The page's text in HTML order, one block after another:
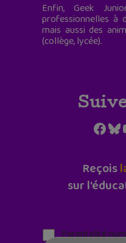
Enfin, Geek
professionnelles à
mais aussi des
(collège, lycée).
Reçois
sur
Parentalité